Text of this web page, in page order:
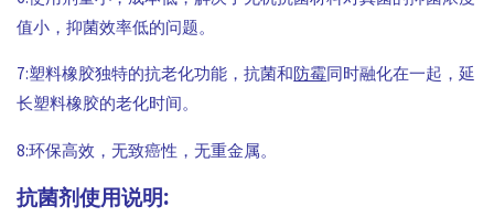
值小，抑菌效率低的问题。
7:塑料橡胶独特的抗老化功能，抗菌和防霉同时融化在一起，延
长塑料橡胶的老化时间。
8:环保高效，无致癌性，无重金属。
抗菌剂使用说明: